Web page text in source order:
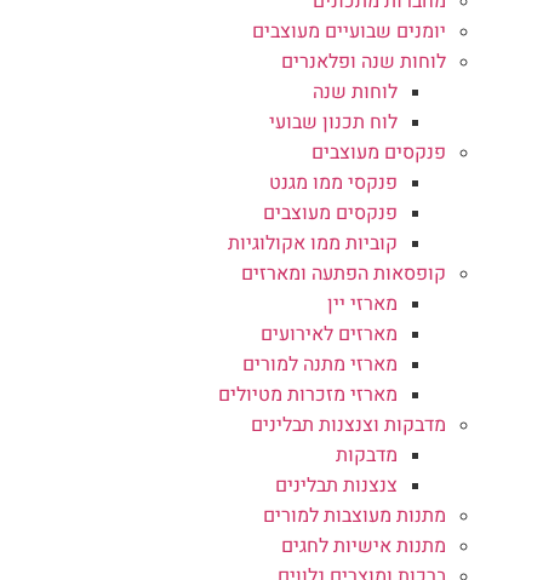
יומנים שבועיים מעוצבים
לוחות שנה ופלאנרים
לוחות שנה
לוח תכנון שבועי
פנקסים מעוצבים
פנקסי ממו מגנט
פנקסים מעוצבים
קוביות ממו אקולוגיות
קופסאות הפתעה ומארזים
מארזי יין
מארזים לאירועים
מארזי מתנה למורים
מארזי מזכרות מטיולים
מדבקות וצנצנות תבלינים
מדבקות
צנצנות תבלינים
מתנות מעוצבות למורים
מתנות אישיות לחגים